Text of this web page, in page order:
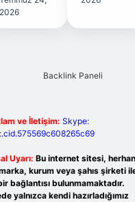
2026
ve İletişim: Skype:
Uyarı: Bu internet sitesi,
kurum veya şahıs şirketi
bağlantısı bulunmamaktadır.
yalnızca kendi hazırladığımız